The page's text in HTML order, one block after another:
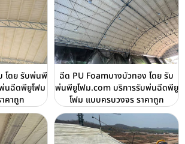
โดย รับพ่นพี
นฉีดพียูโฟม
คาถูก
ฉีด PU Foamบางบัวทอง โดย รับ
พ่นพียูโฟม.com บริการรับพ่นฉีดพียู
โฟม แบบครบวงจร ราคาถูก